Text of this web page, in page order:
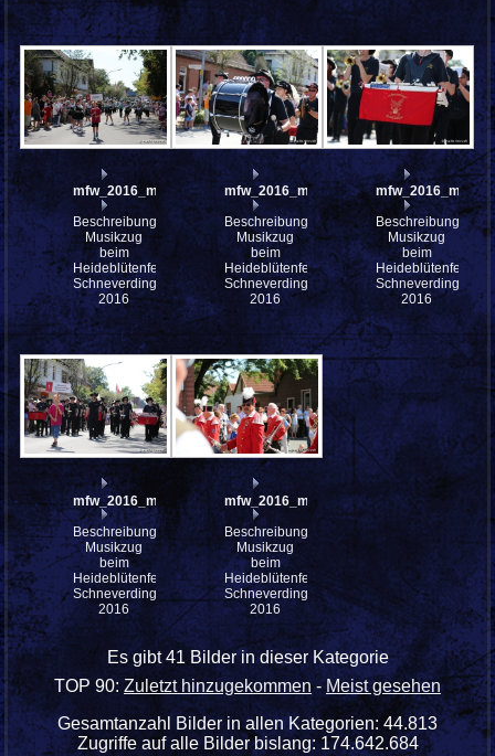
mfw_2016_mfw16_112508w
Beschreibung:
Musikzug
beim
Heideblütenfest
Schneverdingen
2016
mfw_2016_mfw16_112483w
Beschreibung:
Musikzug
beim
Heideblütenfest
Schneverdingen
2016
Beschreibung:
Musikzug
beim
Heideblütenfest
Schneverdingen
2016
mfw_2016_mfw16_112481w
Beschreibung:
Musikzug
beim
Heideblütenfest
Schneverdingen
2016
mfw_2016_mfw16_112850w
Beschreibung:
Musikzug
beim
Heideblütenfest
Schneverdingen
2016
Es gibt 41 Bilder in dieser Kategorie
TOP 90:Zuletzt hinzugekommen-Meist gesehen
Gesamtanzahl Bilder in allen Kategorien: 44.813
Zugriffe auf alle Bilder bislang: 174.642.684